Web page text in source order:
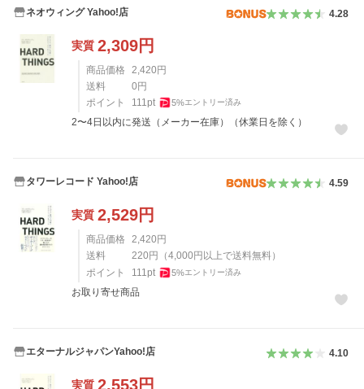
ネオウィング Yahoo!店 4.28
実質 2,309円
商品価格 2,420 円
送料
0 円
ポイント
111pt 5%エントリー済み
2〜4日以内に発送（メーカー在庫）（休業日を除く）
タワーレコード Yahoo!店 4.59
実質 2,529円
商品価格 2,420 円
送料
220 円 （4,000 円以上で送料無料）
ポイント
111pt 5%エントリー済み
お取り寄せ商品
エターナルジャパンYahoo!店 4.10
実質 2,553円